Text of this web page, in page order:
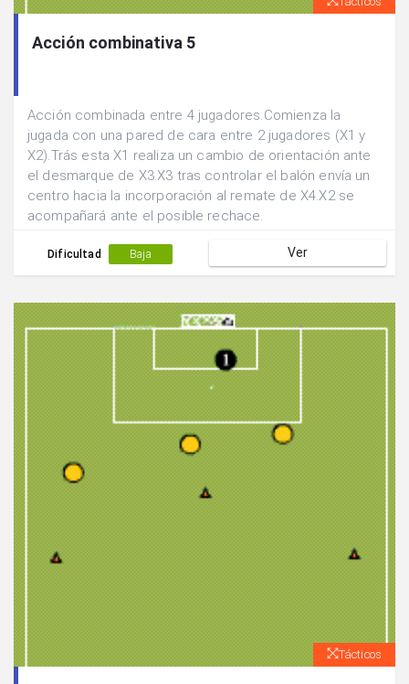
Acción combinativa 5
Acción combinada entre 4 jugadores.Comienza la
jugada con una pared de cara entre 2 jugadores (X1 y
X2).Trás esta X1 realiza un cambio de orientación ante
el desmarque de X3.X3 tras controlar el balón envía un
centro hacia la incorporación al remate de X4.X2 se
acompañará ante el posible rechace.
Dificultad Baja Ver
Tácticos